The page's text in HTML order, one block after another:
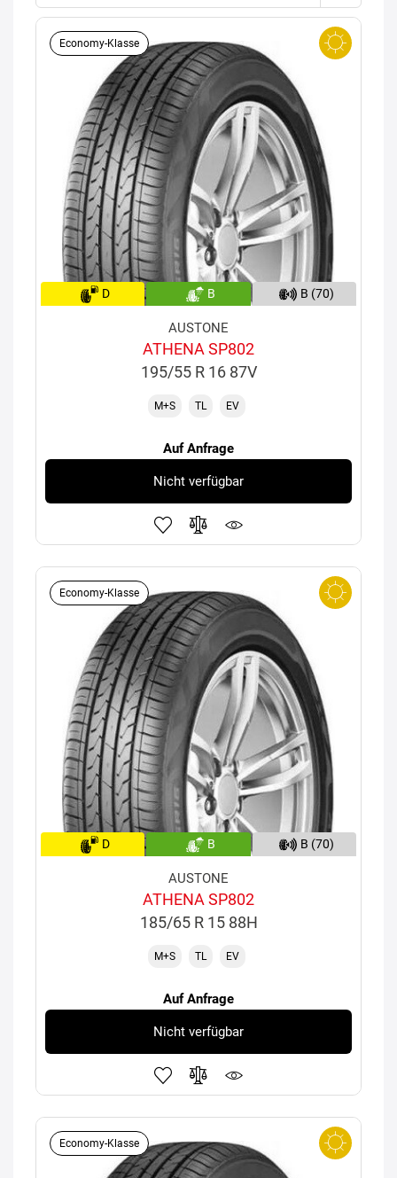
Economy-Klasse
D B B (70)
AUSTONE
ATHENA SP802
195/55 R 16 87V
M+S TL EV
Auf Anfrage
Nicht verfügbar
Economy-Klasse
D B B (70)
AUSTONE
ATHENA SP802
185/65 R 15 88H
M+S TL EV
Auf Anfrage
Nicht verfügbar
Economy-Klasse